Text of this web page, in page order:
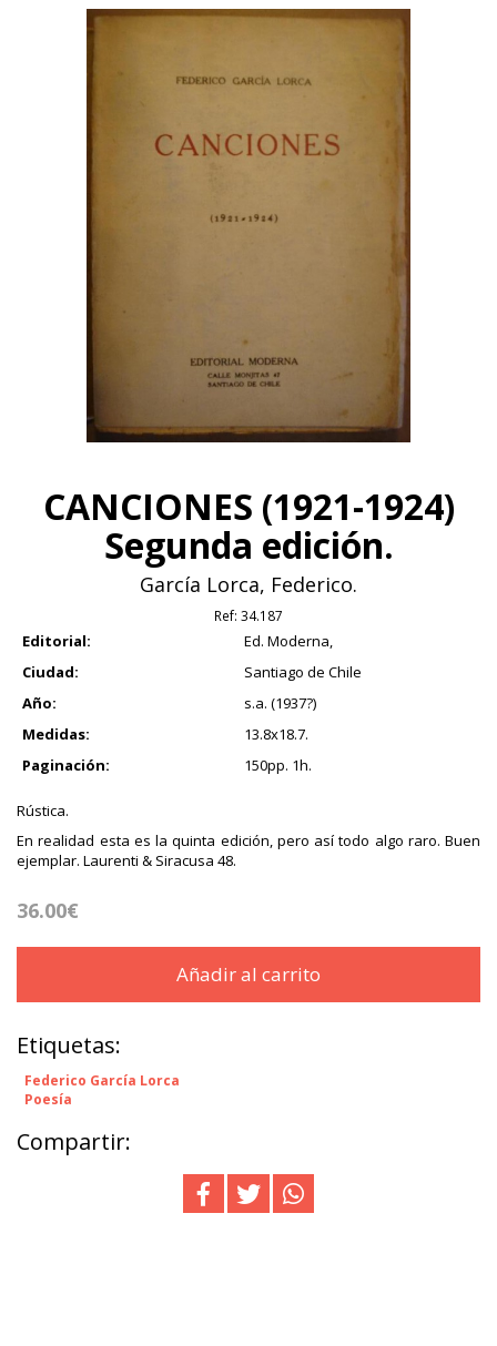
CANCIONES (1921-1924)
Segunda edición.
García Lorca, Federico.
Ref: 34.187
Editorial:
Ed. Moderna,
Ciudad:
Santiago de Chile
Año:
s.a. (1937?)
Medidas:
13.8x18.7.
Paginación:
150pp. 1h.
Rústica.
En realidad esta es la quinta edición, pero así todo algo raro. Buen
ejemplar. Laurenti & Siracusa 48.
36.00€
Añadir al carrito
Etiquetas:
Federico García Lorca
Poesía
Compartir: